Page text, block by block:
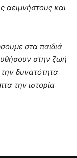
αειμνήστους και
στα παιδιά
στην ζωή
την δυνατότητα
την ιστορία